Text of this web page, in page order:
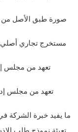
صورة طبق الأصل من
مستخرج تجاري أصلي
تعهد من مجلس
تعهد من مجلس
ما يفيد خبرة الشركة